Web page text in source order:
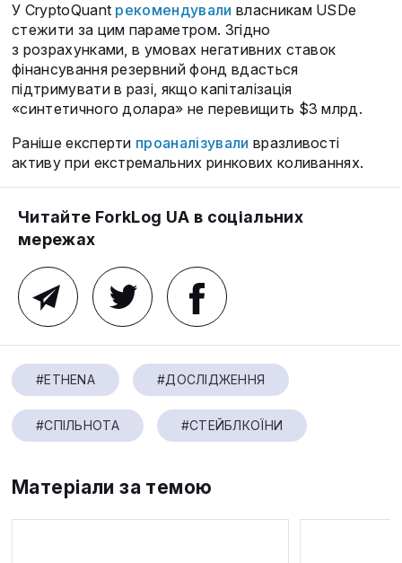
У CryptoQuant рекомендували власникам USDe
стежити за цим параметром. Згідно
з розрахунками, в умовах негативних ставок
фінансування резервний фонд вдасться
підтримувати в разі, якщо капіталізація
«синтетичного долара» не перевищить $3 млрд.
Раніше експерти проаналізували вразливості
активу при екстремальних ринкових коливаннях.
Читайте ForkLog UA в соціальних
мережах
#ETHENA #ДОСЛІДЖЕННЯ
#СПІЛЬНОТА #СТЕЙБЛКОЇНИ
Матеріали за темою